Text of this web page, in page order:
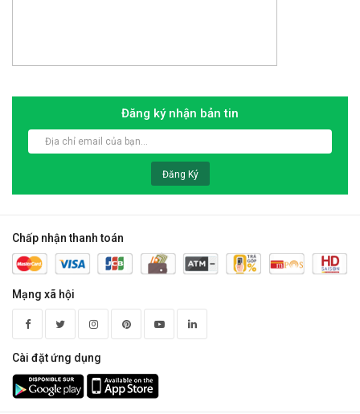
Đăng ký nhận bản tin
Đăng Ký
Chấp nhận thanh toán
Mạng xã hội
Cài đặt ứng dụng